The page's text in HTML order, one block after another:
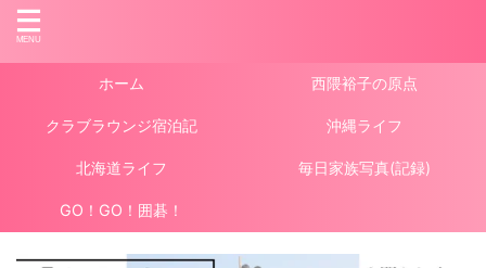
ホーム 西隈裕子の原点
クラブラウンジ宿泊記 沖縄ライフ
北海道ライフ 毎日家族写真(記録)
GO！GO！囲碁！